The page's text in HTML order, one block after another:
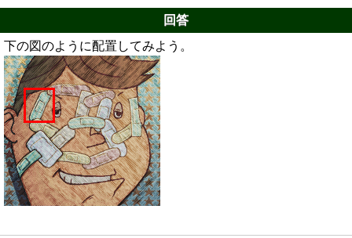
回答
下の図のように配置してみよう。